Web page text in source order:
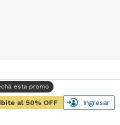
al 50% OFF Ingresar